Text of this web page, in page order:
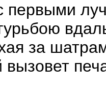
первыми
за
вызовет